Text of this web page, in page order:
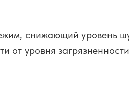
снижающий уровень
от уровня